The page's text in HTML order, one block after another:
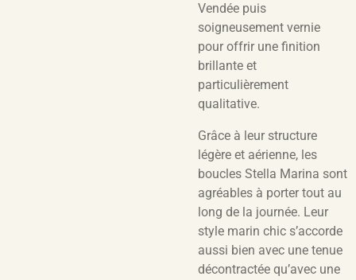
Vendée puis
soigneusement vernie
pour offrir une finition
brillante et
particulièrement
qualitative.
Grâce à leur structure
légère et aérienne, les
boucles Stella Marina sont
agréables à porter tout au
long de la journée. Leur
style marin chic s’accorde
aussi bien avec une tenue
décontractée qu’avec une